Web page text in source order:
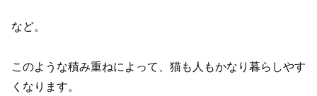
など。
このような積み重ねによって、猫も人もかなり暮らしやす
くなります。